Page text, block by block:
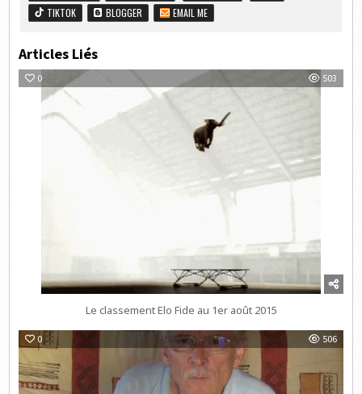
TIKTOK
BLOGGER EMAIL ME
Articles Liés
0 503
Le classement Elo Fide au 1er août 2015
0 506